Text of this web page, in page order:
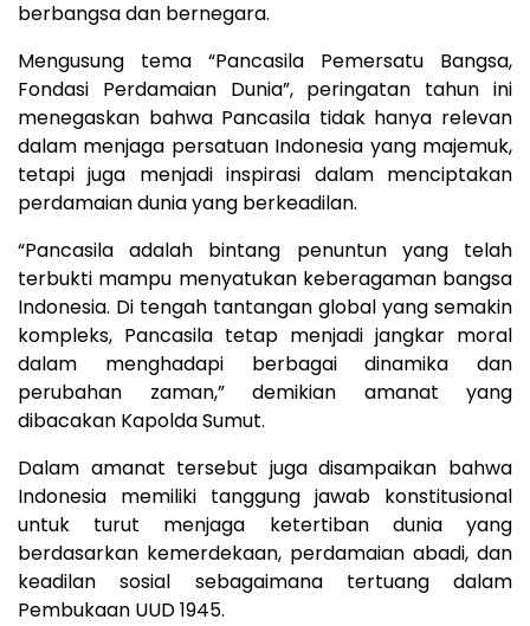
berbangsa dan bernegara.
Mengusung tema “Pancasila Pemersatu Bangsa,
Fondasi Perdamaian Dunia”, peringatan tahun ini
menegaskan bahwa Pancasila tidak hanya relevan
dalam menjaga persatuan Indonesia yang majemuk,
tetapi juga menjadi inspirasi dalam menciptakan
perdamaian dunia yang berkeadilan.
“Pancasila adalah bintang penuntun yang telah
terbukti mampu menyatukan keberagaman bangsa
Indonesia. Di tengah tantangan global yang semakin
kompleks, Pancasila tetap menjadi jangkar moral
dalam menghadapi berbagai dinamika dan
perubahan zaman,” demikian amanat yang
dibacakan Kapolda Sumut.
Dalam amanat tersebut juga disampaikan bahwa
Indonesia memiliki tanggung jawab konstitusional
untuk turut menjaga ketertiban dunia yang
berdasarkan kemerdekaan, perdamaian abadi, dan
keadilan sosial sebagaimana tertuang dalam
Pembukaan UUD 1945.